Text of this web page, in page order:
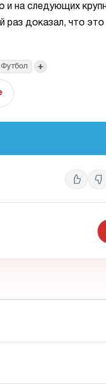
и на следующих
раз доказал, что это
Футбол +